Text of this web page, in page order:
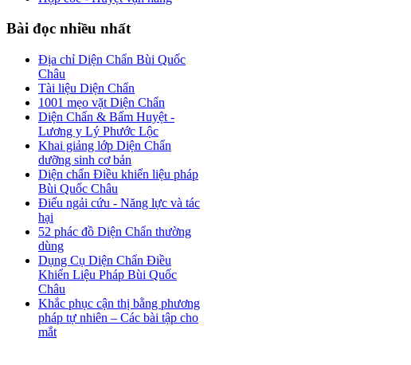
Bài đọc nhiều nhất
Địa chỉ Diện Chẩn Bùi Quốc
Châu
Tài liệu Diện Chẩn
1001 mẹo vặt Diện Chẩn
Diện Chẩn & Bấm Huyệt -
Lương y Lý Phước Lộc
Khai giảng lớp Diện Chẩn
dưỡng sinh cơ bản
Diện chẩn Điều khiển liệu pháp
Bùi Quốc Châu
Điếu ngải cứu - Năng lực và tác
hại
52 phác đồ Diện Chẩn thường
dùng
Dụng Cụ Diện Chẩn Điều
Khiển Liệu Pháp Bùi Quốc
Châu
Khắc phục cận thị bằng phương
pháp tự nhiên – Các bài tập cho
mắt